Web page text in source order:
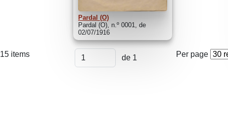
Pardal (O)
Pardal (O), n.º 0001, de
02/07/1916
15 items de 1 Per page